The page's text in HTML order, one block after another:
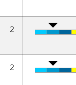
2
2